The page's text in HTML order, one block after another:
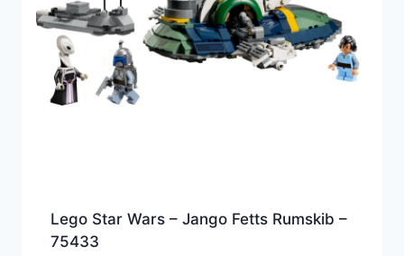
Lego Star Wars – Jango Fetts Rumskib –
75433